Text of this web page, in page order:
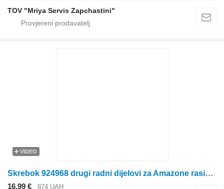
TOV "Mriya Servis Zapchastini"
VIDEO
Skrebok 924968 drugi radni dijelovi za Amazone rasipača gnojiva
16,99 € 874 UAH